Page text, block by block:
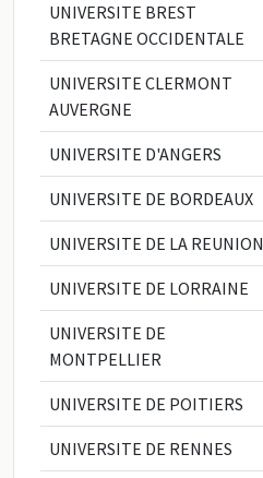
UNIVERSITE BREST
BRETAGNE OCCIDENTALE
UNIVERSITE CLERMONT
AUVERGNE
UNIVERSITE D'ANGERS
UNIVERSITE DE BORDEAUX
UNIVERSITE DE LA REUNION
UNIVERSITE DE LORRAINE
UNIVERSITE DE
MONTPELLIER
UNIVERSITE DE POITIERS
UNIVERSITE DE RENNES